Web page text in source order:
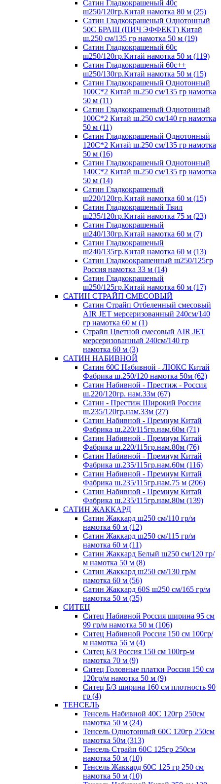
Сатин Гладкокрашеный 40с
ш250/120гр.Китай намотка 80 м (25)
Сатин Гладкокрашеный Однотонный
50С БРАШ (ПИЧ ЭФФЕКТ) Китай
ш.250 см/135 гр намотка 50 м (19)
Сатин Гладкокрашеный 60с
ш250/120гр.Китай намотка 50 м (119)
Сатин Гладкокрашеный 60с++
ш250/130гр.Китай намотка 50 м (15)
Сатин Гладкокрашеный Однотонный
100С*2 Китай ш.250 см/135 гр намотка
50 м (11)
Сатин Гладкокрашеный Однотонный
100С*2 Китай ш.250 см/140 гр намотка
50 м (11)
Сатин Гладкокрашеный Однотонный
120С*2 Китай ш.250 см/135 гр намотка
50 м (16)
Сатин Гладкокрашеный Однотонный
140С*2 Китай ш.250 см/135 гр намотка
50 м (14)
Сатин Гладкокрашеный
ш220/120гр.Китай намотка 60 м (15)
Сатин Гладкокрашеный Твил
ш235/120гр.Китай намотка 75 м (23)
Сатин Гладкокрашеный
ш240/130гр.Китай намотка 60 м (7)
Сатин Гладкокрашеный
ш240/135гр.Китай намотка 60 м (13)
Сатин Гладкоокрашенный ш250/125гр
Россия намотка 33 м (14)
Сатин Гладкокрашеный
ш250/125гр.Китай намотка 60 м (17)
САТИН СТРАЙП СМЕСОВЫЙ
Сатин Страйп Отбеленный смесовый
AIR JET мерсеризованный 240см/140
гр намотка 60 м (1)
Страйп Цветной смесовый AIR JET
мерсеризованный 240см/140 гр
намотка 60 м (3)
САТИН НАБИВНОЙ
Сатин 60С Набивной - ЛЮКС Китай
Фабрика ш.250/120 намотка 50м (62)
Сатин Набивной - Престиж - Россия
ш.220/120гр. нам.33м (67)
Сатин - Престиж Широкий Россия
ш.235/120гр.нам.33м (27)
Сатин Набивной - Премиум Китай
Фабрика ш.220/115гр.нам.60м (71)
Сатин Набивной - Премиум Китай
Фабрика ш.220/115гр.нам.80м (76)
Сатин Набивной - Премиум Китай
Фабрика ш.235/115гр.нам.60м (116)
Сатин Набивной - Премиум Китай
Фабрика ш.235/115гр.нам.75 м (206)
Сатин Набивной - Премиум Китай
Фабрика ш.235/115гр.нам.80м (139)
САТИН ЖАККАРД
Сатин Жаккард ш250 см/110 гр/м
намотка 60 м (12)
Сатин Жаккард ш250 см/115 гр/м
намотка 60 м (11)
Сатин Жаккард Белый ш250 см/120 гр/
м намотка 50 м (8)
Сатин Жаккард ш250 см/130 гр/м
намотка 60 м (56)
Сатин Жаккард 60S ш250 см/165 гр/м
намотка 50 м (35)
СИТЕЦ
Ситец Набивной Россия ширина 95 см
99 гр/м намотка 50 м (106)
Ситец Набивной Россия 150 см 100гр/
м намотка 56 м (4)
Ситец Б/З Россия 150 см 100гр-м
намотка 70 м (9)
Ситец Головные платки Россия 150 см
120гр/м намотка 50 м (9)
Ситец Б/З ширина 160 см плотность 90
гр (4)
ТЕНСЕЛЬ
Тенсель Набивной 40С 120гр 250см
намотка 50 м (24)
Тенсель Однотонный 60С 120гр 250см
намотка 50м (313)
Тенсель Страйп 60С 125гр 250см
намотка 50 м (10)
Тенсель Жаккард 60С 125 гр 250 см
намотка 50 м (10)